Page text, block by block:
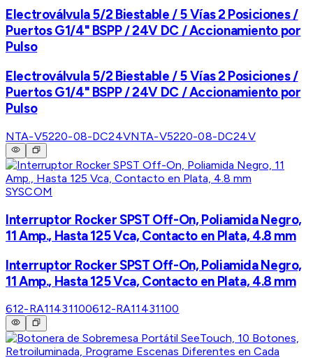
Electroválvula 5/2 Biestable / 5 Vías 2 Posiciones /
Puertos G1/4" BSPP / 24V DC / Accionamiento por
Pulso
Electroválvula 5/2 Biestable / 5 Vías 2 Posiciones /
Puertos G1/4" BSPP / 24V DC / Accionamiento por
Pulso
NTA-V5220-08-DC24VNTA-V5220-08-DC24V
SYSCOM
Interruptor Rocker SPST Off-On, Poliamida Negro,
11 Amp., Hasta 125 Vca, Contacto en Plata, 4.8 mm
Interruptor Rocker SPST Off-On, Poliamida Negro,
11 Amp., Hasta 125 Vca, Contacto en Plata, 4.8 mm
612-RA11431100612-RA11431100